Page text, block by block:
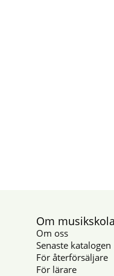
Om
Om oss
Senaste katalogen
För återförsäljare
För lärare